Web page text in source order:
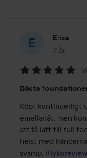
Erica
2 år
Inlägget
5
av
5
Bästa
Köpt kontinuerligt
emellanåt, men
att få lätt till full
helst med
svamp. #lykoreview